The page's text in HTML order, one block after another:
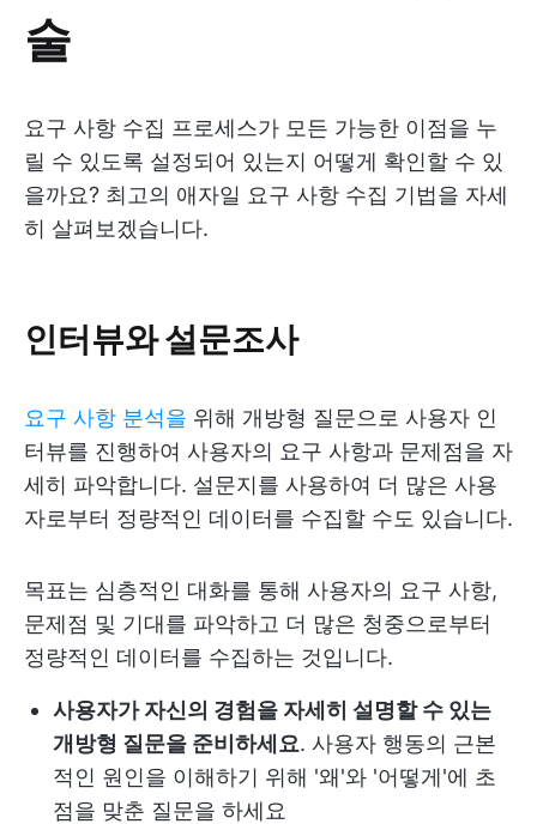
술
요구 사항 수집 프로세스가 모든 가능한 이점을 누
릴 수 있도록 설정되어 있는지 어떻게 확인할 수 있
을까요? 최고의 애자일 요구 사항 수집 기법을 자세
히 살펴보겠습니다.
인터뷰와 설문조사
요구 사항 분석을 위해 개방형 질문으로 사용자 인
터뷰를 진행하여 사용자의 요구 사항과 문제점을 자
세히 파악합니다. 설문지를 사용하여 더 많은 사용
자로부터 정량적인 데이터를 수집할 수도 있습니다.
목표는 심층적인 대화를 통해 사용자의 요구 사항,
문제점 및 기대를 파악하고 더 많은 청중으로부터
정량적인 데이터를 수집하는 것입니다.
사용자가 자신의 경험을 자세히 설명할 수 있는
개방형 질문을 준비하세요. 사용자 행동의 근본
적인 원인을 이해하기 위해 '왜'와 '어떻게'에 초
점을 맞춘 질문을 하세요